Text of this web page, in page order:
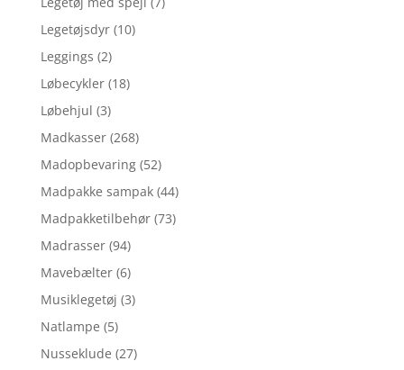
Legetøjsdyr (10)
Leggings (2)
Løbecykler (18)
Løbehjul (3)
Madkasser (268)
Madopbevaring (52)
Madpakke sampak (44)
Madpakketilbehør (73)
Madrasser (94)
Mavebælter (6)
Musiklegetøj (3)
Natlampe (5)
Nusseklude (27)